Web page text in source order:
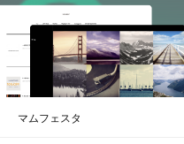
マムフェスタ